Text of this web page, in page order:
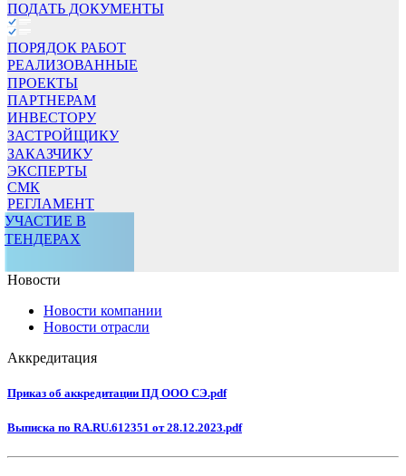
ПОДАТЬ ДОКУМЕНТЫ
ПОРЯДОК РАБОТ
РЕАЛИЗОВАННЫЕ
ПРОЕКТЫ
ПАРТНЕРАМ
ИНВЕСТОРУ
ЗАСТРОЙЩИКУ
ЗАКАЗЧИКУ
ЭКСПЕРТЫ
СМК
РЕГЛАМЕНТ
УЧАСТИЕ В
ТЕНДЕРАХ
Новости
Новости компании
Новости отрасли
Аккредитация
Приказ об аккредитации ПД ООО СЭ.pdf
Выписка по RA.RU.612351 от 28.12.2023.pdf